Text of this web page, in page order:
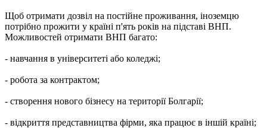
Щоб отримати дозвіл на постійне проживання, іноземцю
потрібно прожити у країні п'ять років на підставі ВНП.
Можливостей отримати ВНП багато:
- навчання в університеті або коледжі;
- робота за контрактом;
- створення нового бізнесу на території Болгарії;
- відкриття представництва фірми, яка працює в іншій країні;